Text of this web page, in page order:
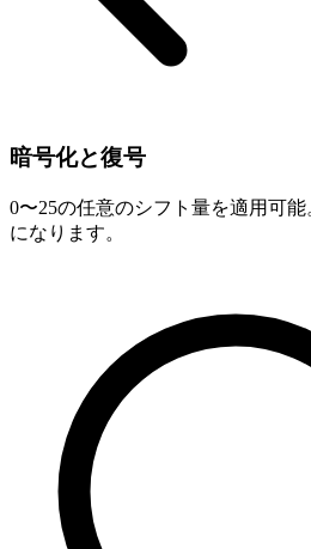
暗号化と復号
0〜25の任意のシフト量を適用可
になります。